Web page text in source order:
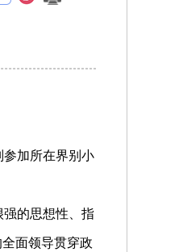
加所在界别小
的思想性、指
面领导贯穿政